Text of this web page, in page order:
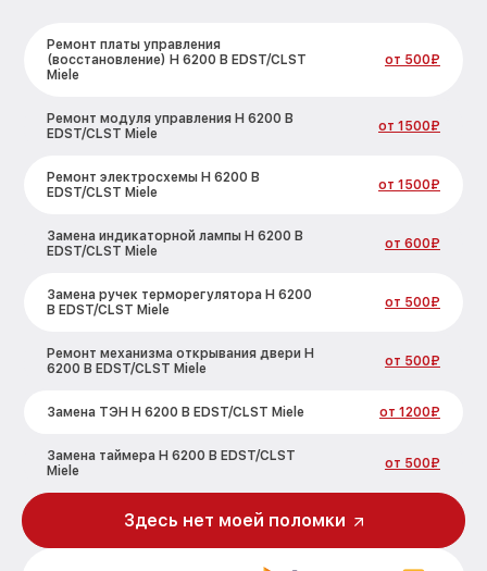
Ремонт платы управления
(восстановление) H 6200 B EDST/CLST
Miele
от 500₽
Ремонт модуля управления H 6200 B
EDST/CLST Miele
от 1500₽
Ремонт электросхемы H 6200 B
EDST/CLST Miele
от 1500₽
Замена индикаторной лампы H 6200 B
EDST/CLST Miele
от 600₽
Замена ручек терморегулятора H 6200
B EDST/CLST Miele
от 500₽
Ремонт механизма открывания двери H
6200 B EDST/CLST Miele
от 500₽
Замена ТЭН H 6200 B EDST/CLST Miele от 1200₽
Замена таймера H 6200 B EDST/CLST
Miele
от 500₽
Замена предохранителя H 6200 B
EDST/CLST MieleЗдесь нет моей поломки